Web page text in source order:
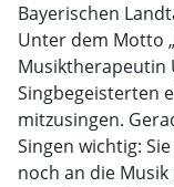
Bayerischen
Unter dem Motto
Musiktherapeutin
Singbegeisterten
mitzusingen.
Singen wichtig:
noch an die